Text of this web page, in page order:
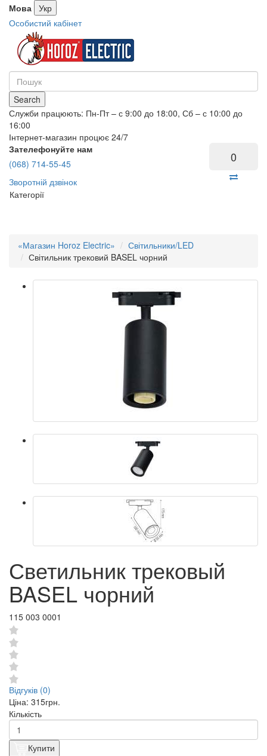
Мова Укр
Особистий кабінет
Search
Служби працюють: Пн-Пт – с 9:00 до 18:00, Сб – с 10:00 до
16:00
Інтернет-магазин процює 24/7
Зателефонуйте нам
(068) 714-55-45
Зворотній дзвінок
0
Категорії
«Магазин Horoz Electric»
Світильники/LED
Світильник трековий BASEL чорний
Светильник трековый
BASEL чорний
115 003 0001
Відгуків (0)
Ціна: 315грн.
Кількість
Купити